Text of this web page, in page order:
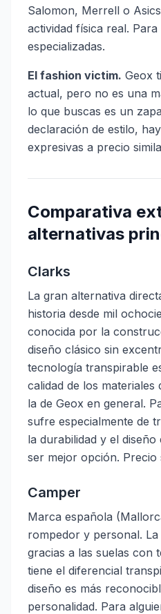
Salomon, Merrell o
actividad física real.
especializadas.
El fashion victim. Geox
actual, pero no es una
lo que buscas es un
declaración de estilo,
expresivas a precio
Comparativa
alternativas
Clarks
La gran alternativa
historia desde mil
conocida por la
diseño clásico sin
tecnología transpirable
calidad de los
la de Geox en general.
sufre especialmente de
la durabilidad y el
ser mejor opción. Precio
Camper
Marca española
rompedor y personal. La
gracias a las suelas con
tiene el diferencial
diseño es más
personalidad. Para